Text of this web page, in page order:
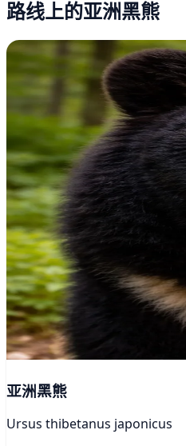
路线上的亚洲黑熊
亚洲黑熊
Ursus thibetanus japonicus